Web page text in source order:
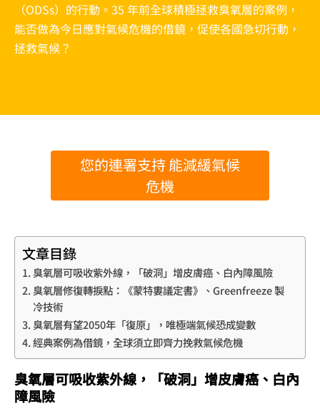
（ODSs）的行動。35 年前全球積極拯救臭氧層的案例，
能否做為今日應對氣候危機的借鏡，促使各國急切行動，
拯救氣候？
您的連署支持 能減緩氣候
危機
文章目錄
臭氧層可吸收紫外線，「破洞」增皮膚癌、白內障風險
臭氧層修復轉捩點：《蒙特婁議定書》、Greenfreeze 製
冷技術
臭氧層有望2050年「復原」，唯極端氣候恐成變數
經典案例為借鏡，全球須立即齊力挽救氣候危機
臭氧層可吸收紫外線，「破洞」增皮膚癌、白內
障風險